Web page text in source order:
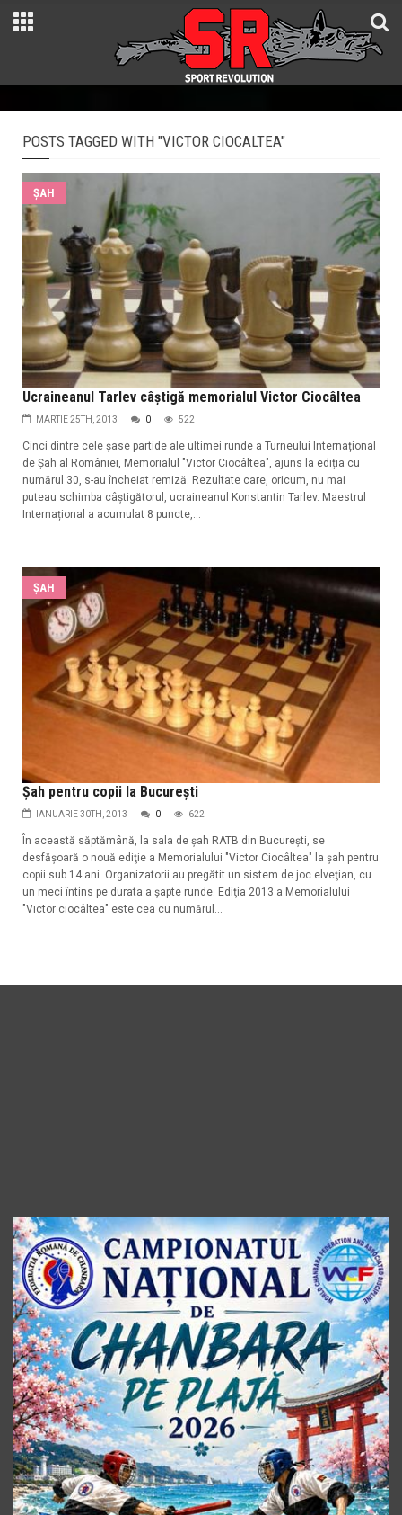
POSTS TAGGED WITH "VICTOR CIOCALTEA"
ŞAH
Ucraineanul Tarlev câștigă memorialul Victor Ciocâltea
MARTIE 25TH, 2013 0 522
Cinci dintre cele șase partide ale ultimei runde a Turneului Internațional
de Șah al României, Memorialul "Victor Ciocâltea", ajuns la ediția cu
numărul 30, s-au încheiat remiză. Rezultate care, oricum, nu mai
puteau schimba câștigătorul, ucraineanul Konstantin Tarlev. Maestrul
Internațional a acumulat 8 puncte,...
ŞAH
Şah pentru copii la Bucureşti
IANUARIE 30TH, 2013 0 622
În această săptămână, la sala de şah RATB din Bucureşti, se
desfăşoară o nouă ediţie a Memorialului "Victor Ciocâltea" la şah pentru
copii sub 14 ani. Organizatorii au pregătit un sistem de joc elveţian, cu
un meci întins pe durata a şapte runde. Ediţia 2013 a Memorialului
"Victor ciocâltea" este cea cu numărul...